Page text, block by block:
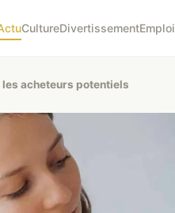
CultureDivertissementEmploi
acheteurs potentiels